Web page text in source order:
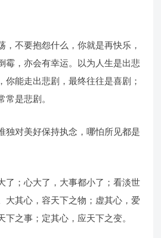
，不要抱怨什么，你就是再快乐，
霉，亦会有幸运。以为人生是出悲
你能走出悲剧，最终往往是喜剧；
常是悲剧。
独对美好保持执念，哪怕所见都是
了；心大了，大事都小了；看淡世
大其心，容天下之物；虚其心，爱
下之事；定其心，应天下之变。